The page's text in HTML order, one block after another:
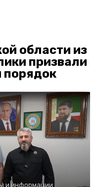
области из
призвали
порядок
и информации